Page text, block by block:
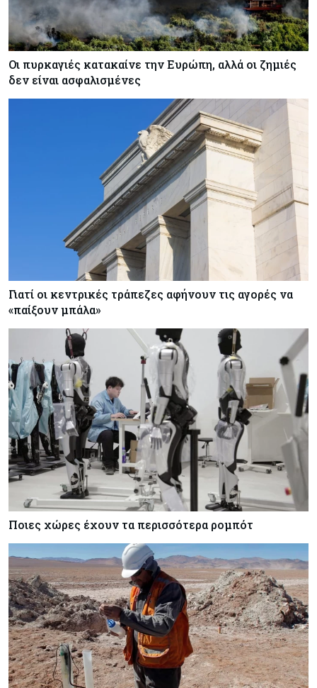
Οι πυρκαγιές κατακαίνε την Ευρώπη, αλλά οι ζημιές
δεν είναι ασφαλισμένες
Γιατί οι κεντρικές τράπεζες αφήνουν τις αγορές να
«παίξουν μπάλα»
Ποιες χώρες έχουν τα περισσότερα ρομπότ